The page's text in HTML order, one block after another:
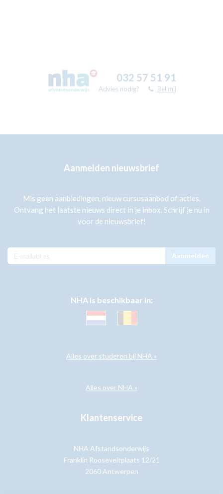
032 57 51 91
Advies nodig? Bel mij
Aanmelden nieuwsbrief
Mis geen aanbiedingen, nieuw cursusaanbod of acties.
Ontvang het laatste nieuws direct in je inbox. Schrijf je nu in
voor de nieuwsbrief!
Aanmelden
NHA is beschikbaar in:
Alles over studeren bij NHA »
Alles over NHA »
Klantenservice
NHA Afstandsonderwijs
Franklin Rooseveltplaats 12/21
2060 Antwerpen